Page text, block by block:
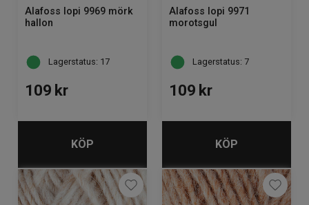
Alafoss lopi 9969 mörk
hallon
Lagerstatus: 17
109 kr
KÖP
Alafoss lopi 9971
morotsgul
Lagerstatus: 7
109 kr
KÖP